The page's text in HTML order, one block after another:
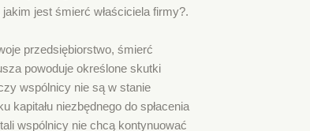
jest śmierć właściciela firmy?.
przedsiębiorstwo, śmierć
powoduje określone skutki
wspólnicy nie są w stanie
kapitału niezbędnego do spłacenia
wspólnicy nie chcą kontynuować